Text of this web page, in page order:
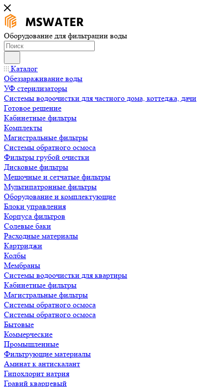
Оборудование для фильтрации воды
Каталог
Обеззараживание воды
УФ стерилизаторы
Системы водоочистки для частного дома, коттеджа, дачи
Готовое решение
Кабинетные фильтры
Комплекты
Магистральные фильтры
Системы обратного осмоса
Фильтры грубой очистки
Дисковые фильтры
Мешочные и сетчатые фильтры
Мультипатронные фильтры
Оборудование и комплектующие
Блоки управления
Корпуса фильтров
Солевые баки
Расходные материалы
Картриджи
Колбы
Мембраны
Системы водоочистки для квартиры
Кабинетные фильтры
Магистральные фильтры
Системы обратного осмоса
Системы обратного осмоса
Бытовые
Коммерческие
Промышленные
Фильтрующие материалы
Аминат к антискалант
Гипохлорит натрия
Гравий кварцевый